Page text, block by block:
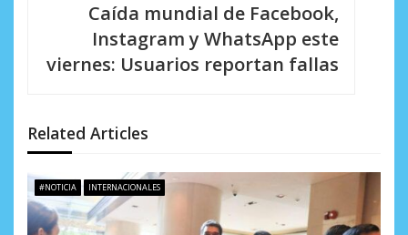
n
d
e
e
Caída mundial de Facebook,
Instagram y WhatsApp este
viernes: Usuarios reportan fallas
Related Articles
#NOTICIA INTERNACIONALES